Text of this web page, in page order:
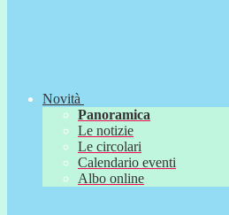
Novità
Panoramica
Le notizie
Le circolari
Calendario eventi
Albo online